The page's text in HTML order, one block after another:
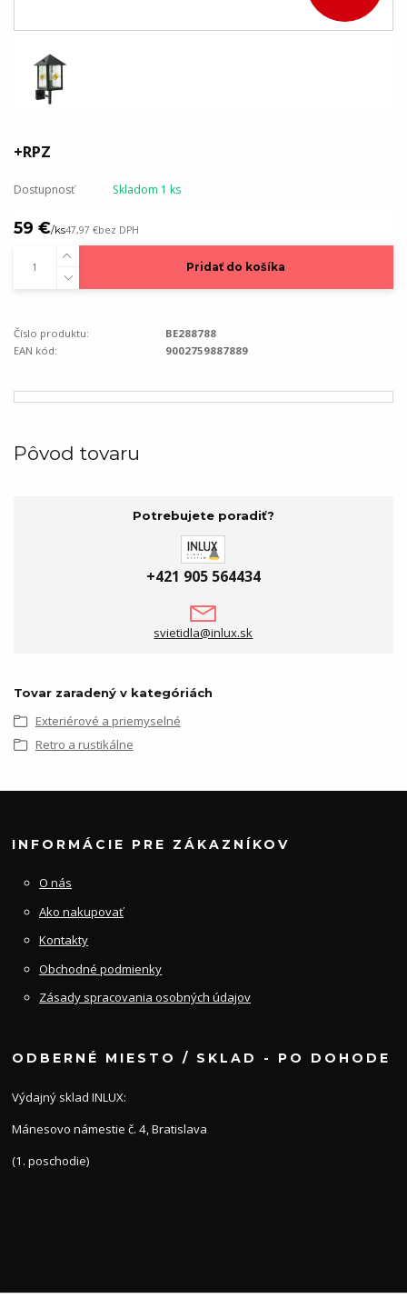
+RPZ
Dostupnosť Skladom 1 ks
59 €/ks47,97 €bez DPH
Pridať do košíka
Číslo produktu:
BE288788
EAN kód:
9002759887889
Pôvod tovaru
Potrebujete poradiť?
+421 905 564434
svietidla@inlux.sk
Tovar zaradený v kategóriách
Exteriérové a priemyselné
Retro a rustikálne
INFORMÁCIE PRE ZÁKAZNÍKOV
O nás
Ako nakupovať
Kontakty
Obchodné podmienky
Zásady spracovania osobných údajov
ODBERNÉ MIESTO / SKLAD - PO DOHODE
Výdajný sklad INLUX:
Mánesovo námestie č. 4, Bratislava
(1. poschodie)